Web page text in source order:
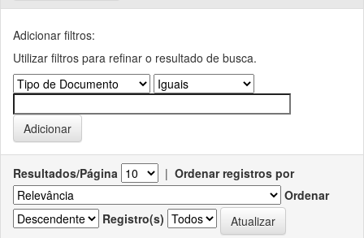
Adicionar filtros:
Utilizar filtros para refinar o resultado de busca.
Resultados/Página | Ordenar registros por
Ordenar
Registro(s)